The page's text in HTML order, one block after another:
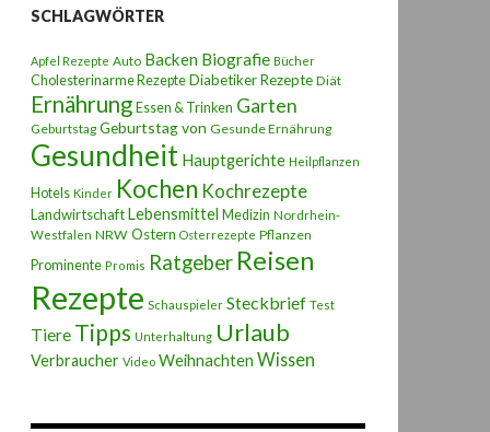
SCHLAGWÖRTER
Apfel Rezepte Auto Backen Biografie Bücher
Cholesterinarme Rezepte Diabetiker Rezepte Diät
Ernährung Essen & Trinken Garten
Geburtstag Geburtstag von Gesunde Ernährung
Gesundheit Hauptgerichte Heilpflanzen
Hotels Kinder Kochen Kochrezepte
LandwirtschaftLebensmittel Medizin Nordrhein-
Westfalen NRW Ostern Osterrezepte Pflanzen
Prominente Promis Ratgeber Reisen
Rezepte Schauspieler Steckbrief Test
Tiere Tipps Unterhaltung Urlaub
Verbraucher Video Weihnachten Wissen